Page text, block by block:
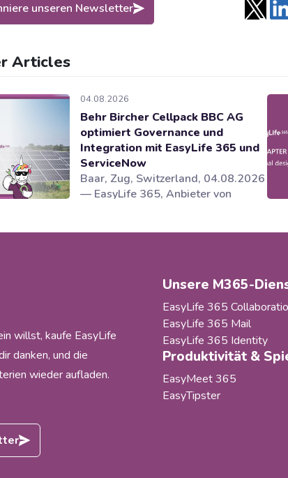
unseren Newsletter
Articles
04.08.2026
Behr Bircher Cellpack BBC AG
optimiert Governance und
Integration mit EasyLife 365 und
ServiceNow
Baar, Zug, Switzerland, 04.08.2026
— EasyLife 365, Anbieter von
Bircher Cellpack BBC AG bei der
Einführung eines integrierten und
automatisierten Governance-
Modells...
willst, kaufe EasyLife
danken, und die
wieder aufladen.
Unsere M365-
EasyLife 365
EasyLife 365 Mail
EasyLife 365 Identity
Produktivität &
EasyMeet 365
EasyTipster